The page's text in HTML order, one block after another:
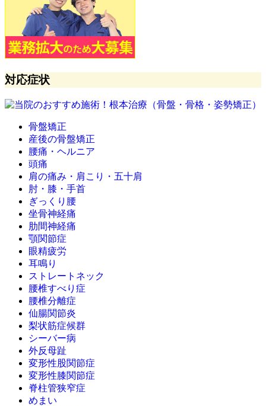
対応症状
骨盤矯正
産後の骨盤矯正
腰痛・ヘルニア
頭痛
肩の痛み・肩こり・五十肩
肘・膝・手首
ぎっくり腰
坐骨神経痛
肋間神経痛
顎関節症
眼精疲労
耳鳴り
ストレートネック
腰椎すべり症
腰椎分離症
仙腸関節炎
梨状筋症候群
シーバー病
外反母趾
変形性股関節症
変形性膝関節症
脊柱管狭窄症
めまい